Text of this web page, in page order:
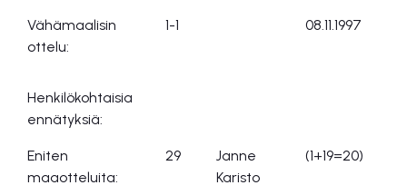
Vähämaalisin
ottelu:
1-1 08.11.1997
Henkilökohtaisia
ennätyksiä:
Eniten
maaotteluita:
29
Janne
Karisto
(1+19=20)